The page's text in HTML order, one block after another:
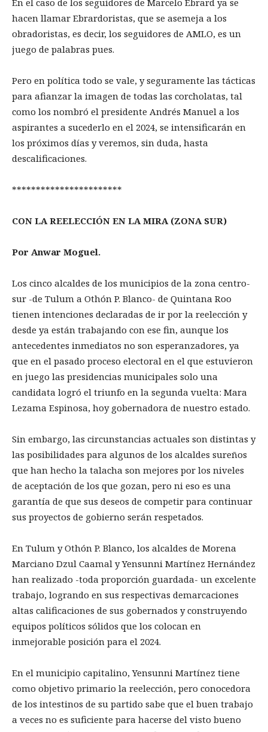
hacen llamar Ebrardoristas, que se asemeja a los
obradoristas, es decir, los seguidores de AMLO, es un
juego de palabras pues.
Pero en política todo se vale, y seguramente las tácticas
para afianzar la imagen de todas las corcholatas, tal
como los nombró el presidente Andrés Manuel a los
aspirantes a sucederlo en el 2024, se intensificarán en
los próximos días y veremos, sin duda, hasta
descalificaciones.
***********************
CON LA REELECCIÓN EN LA MIRA (ZONA SUR)
Por Anwar Moguel.
Los cinco alcaldes de los municipios de la zona centro-
sur -de Tulum a Othón P. Blanco- de Quintana Roo
tienen intenciones declaradas de ir por la reelección y
desde ya están trabajando con ese fin, aunque los
antecedentes inmediatos no son esperanzadores, ya
que en el pasado proceso electoral en el que estuvieron
en juego las presidencias municipales solo una
candidata logró el triunfo en la segunda vuelta: Mara
Lezama Espinosa, hoy gobernadora de nuestro estado.
Sin embargo, las circunstancias actuales son distintas y
las posibilidades para algunos de los alcaldes sureños
que han hecho la talacha son mejores por los niveles
de aceptación de los que gozan, pero ni eso es una
garantía de que sus deseos de competir para continuar
sus proyectos de gobierno serán respetados.
En Tulum y Othón P. Blanco, los alcaldes de Morena
Marciano Dzul Caamal y Yensunni Martínez Hernández
han realizado -toda proporción guardada- un excelente
trabajo, logrando en sus respectivas demarcaciones
altas calificaciones de sus gobernados y construyendo
equipos políticos sólidos que los colocan en
inmejorable posición para el 2024.
En el municipio capitalino, Yensunni Martínez tiene
como objetivo primario la reelección, pero conocedora
de los intestinos de su partido sabe que el buen trabajo
a veces no es suficiente para hacerse del visto bueno